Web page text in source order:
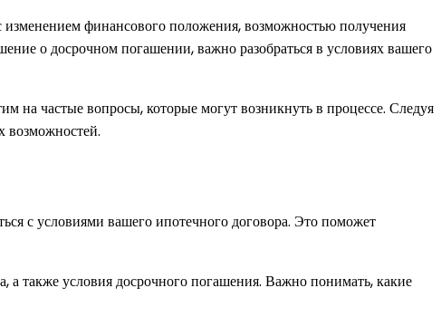
изменением финансового положения, возможностью получения
о досрочном погашении, важно разобраться в условиях вашего
на частые вопросы, которые могут возникнуть в процессе. Следуя
возможностей.
с условиями вашего ипотечного договора. Это поможет
а также условия досрочного погашения. Важно понимать, какие